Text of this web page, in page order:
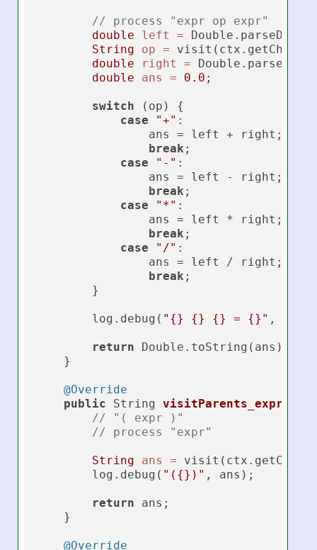
// process "expr op expr"
double
left =
String
op = visit(ctx.getChild(
double
right =
double
ans = 0.0 ;
switch (op) {
case
"+" :
                ans = left + right;
break ;
case
"-" :
                ans = left - right;
break ;
case
"*" :
                ans = left * right;
break ;
case
"/" :
                ans = left / right;
break ;
        }
        log.debug(
"{} {} {} = {}" , left,
return Double.toString(ans);
    }
@Override
public String visitParents_expr
// "( expr )"
// process "expr"
String ans =
        log.debug(
"({})" , ans);
return ans;
    }
@Override